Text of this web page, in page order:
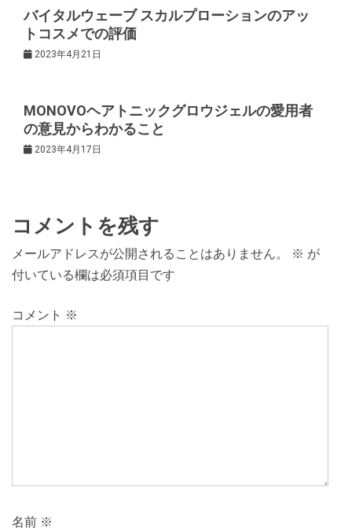
ョ
バイタルウェーブ スカルプローションのアッ
トコスメでの評価
2023年4月21日
MONOVOヘアトニックグロウジェルの愛用者
の意見からわかること
2023年4月17日
コメントを残す
メールアドレスが公開されることはありません。 ※ が
付いている欄は必須項目です
コメント ※
名前 ※